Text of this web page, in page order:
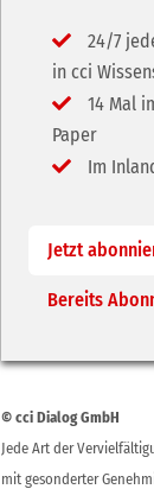
24/7
in cci
14 Mal
Paper
Im
Jetzt
Bereits
© cci Dialog GmbH
Jede Art der
mit gesonderter